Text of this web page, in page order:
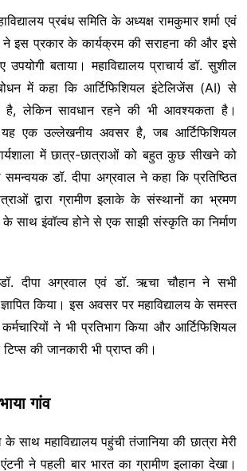
प्रबंध समिति के अध्यक्ष रामकुमार शर्मा एवं
ने इस प्रकार के कार्यक्रम की सराहना की और इसे
बताया। महाविद्यालय प्राचार्य डॉ. सुशील
में कहा कि आर्टिफिशियल इंटेलिजेंस (AI) से
लेकिन सावधान रहने की भी आवश्यकता है।
यह एक उल्लेखनीय अवसर है, जब आर्टिफिशियल
में छात्र-छात्राओं को बहुत कुछ सीखने को
डॉ. दीपा अग्रवाल ने कहा कि प्रतिष्ठित
द्वारा ग्रामीण इलाके के संस्थानों का भ्रमण
साथ इंवॉल्व होने से एक साझी संस्कृति का निर्माण
दीपा अग्रवाल एवं डॉ. ऋचा चौहान ने सभी
किया। इस अवसर पर महाविद्यालय के समस्त
ने भी प्रतिभाग किया और आर्टिफिशियल
की जानकारी भी प्राप्त की।
गांव
साथ महाविद्यालय पहुंची तंजानिया की छात्रा मेरी
ने पहली बार भारत का ग्रामीण इलाका देखा।